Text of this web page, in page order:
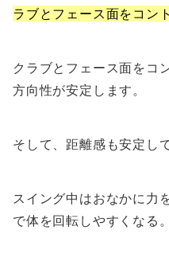
ラブとフェース面をコン
クラブとフェース面をコ
方向性が安定します。
そして、距離感も安定し
スイング中はおなかに力
で体を回転しやすくなる。